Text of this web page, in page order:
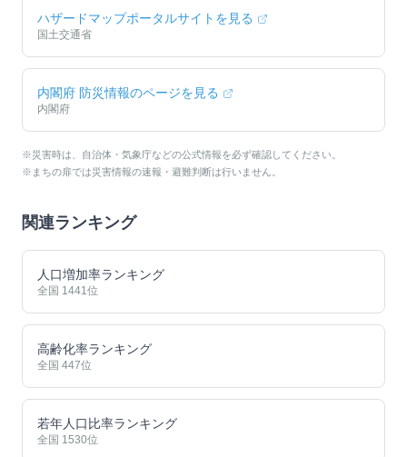
ハザードマップポータルサイトを見る
国土交通省
内閣府 防災情報のページを見る
内閣府
※災害時は、自治体・気象庁などの公式情報を必ず確認してください。
※まちの扉では災害情報の速報・避難判断は行いません。
関連ランキング
人口増加率ランキング
全国 1441位
高齢化率ランキング
全国 447位
若年人口比率ランキング
全国 1530位